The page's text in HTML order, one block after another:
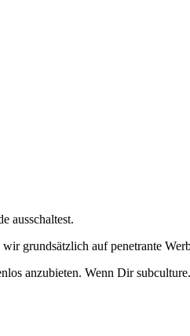
ausschaltest.
grundsätzlich auf penetrante
anzubieten. Wenn Dir